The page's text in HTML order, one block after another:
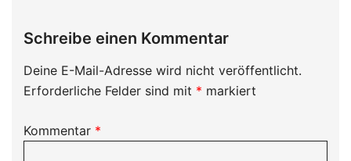
Schreibe einen Kommentar
Deine E-Mail-Adresse wird nicht veröffentlicht.
Erforderliche Felder sind mit * markiert
Kommentar *